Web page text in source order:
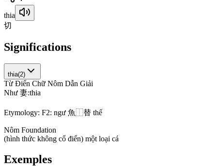
thia
切
Significations
thia(2)
Từ Điển Chữ Nôm Dẫn Giải
Như 妻:thia
Etymology: F2: ngư 魚⿰替 thế
Nôm Foundation
(hình thức không cổ điển) một loại cá
Exemples